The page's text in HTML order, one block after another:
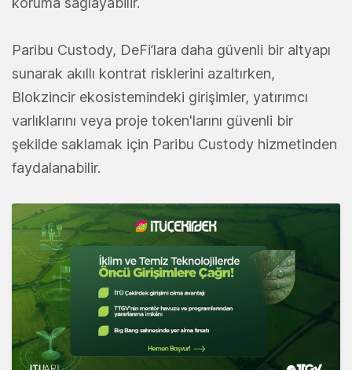
Paribu Custody, DeFi’lara daha güvenli bir altyapı
sunarak akıllı kontrat risklerini azaltırken,
Blokzincir ekosistemindeki girişimler, yatırımcı
varlıklarını veya proje token'larını güvenli bir
şekilde saklamak için Paribu Custody hizmetinden
faydalanabilir.